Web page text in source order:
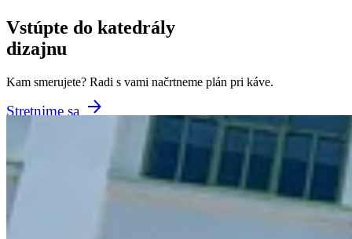
Vstúpte do katedrály
dizajnu
Kam smerujete? Radi s vami načrtneme plán pri káve.
Stretnime sa